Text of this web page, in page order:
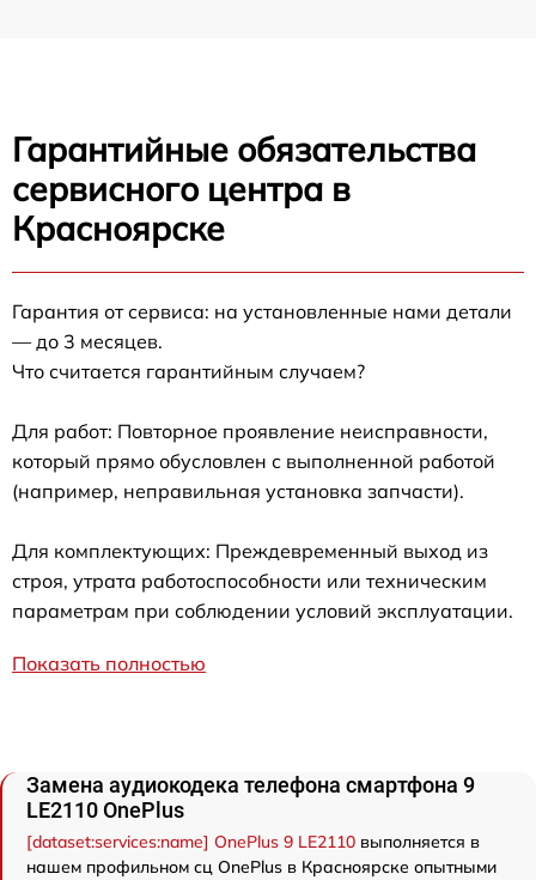
Гарантийные обязательства
сервисного центра в
Красноярске
Гарантия от сервиса: на установленные нами детали
— до 3 месяцев.
Что считается гарантийным случаем?
Для работ: Повторное проявление неисправности,
который прямо обусловлен с выполненной работой
(например, неправильная установка запчасти).
Для комплектующих: Преждевременный выход из
строя, утрата работоспособности или техническим
параметрам при соблюдении условий эксплуатации.
Показать полностью
Замена аудиокодека телефона смартфона 9
LE2110 OnePlus
[dataset:services:name] OnePlus 9 LE2110 выполняется в
нашем профильном сц OnePlus в Красноярске опытными